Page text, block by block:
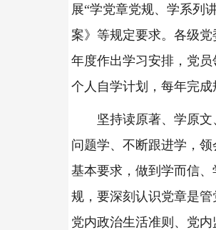
展“学党章党规、学系列
案》等规定要求。各级
年度作出学习安排，党
个人自学计划，每年完成
坚持读原著、学原
问题学、不断跟进学，
基本要求，做到学而信
规，要深刻认识党章是
党内政治生活准则、党